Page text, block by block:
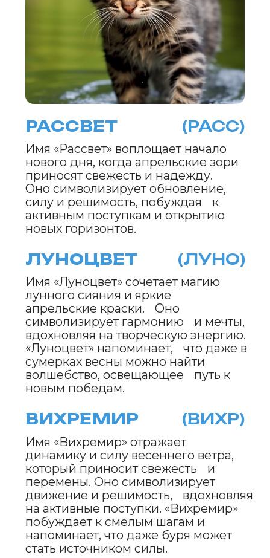
СТАТЬ СОАВТОРОМ
ИЛИ ЭКСПЕРТОМ
СПОНСОРСТВО ИЛИ
РЕКЛАМА
ПРОДВИЖЕНИЕ
КЛИНИКИ
О ПРОЕКТЕ
KOGTOTEKA.RU
ИНФОРМАЦИЯ О СОБЛЮДЕНИИ АВТОРСКИХ ПРАВ
Кошки
Имена
Топ пород
Породы
Знаки зодиака
Заболевания
Стартовый набор для кошки
Опасные и безопасные растения
для кошек
Прививки для кошек